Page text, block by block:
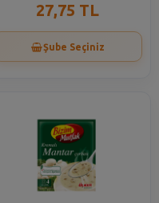
27,75 TL
Şube Seçiniz